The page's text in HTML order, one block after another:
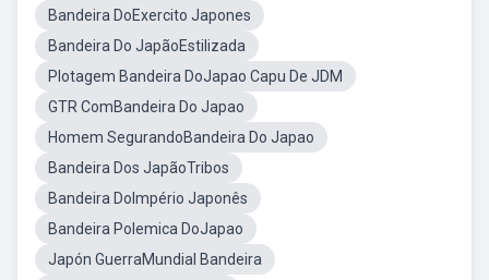
Bandeira DoExercito Japones
Bandeira Do JapãoEstilizada
Plotagem Bandeira DoJapao Capu De JDM
GTR ComBandeira Do Japao
Homem SegurandoBandeira Do Japao
Bandeira Dos JapãoTribos
Bandeira DoImpério Japonês
Bandeira Polemica DoJapao
Japón GuerraMundial Bandeira